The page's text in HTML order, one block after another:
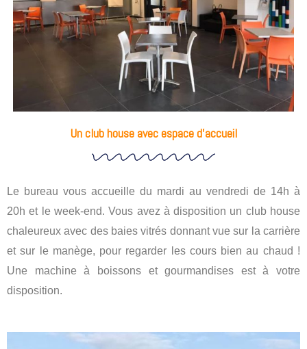
Un club house avec espace d'accueil
Le bureau vous accueille du mardi au vendredi de 14h à
20h et le week-end. Vous avez à disposition un club house
chaleureux avec des baies vitrés donnant vue sur la carrière
et sur le manège, pour regarder les cours bien au chaud !
Une machine à boissons et gourmandises est à votre
disposition.